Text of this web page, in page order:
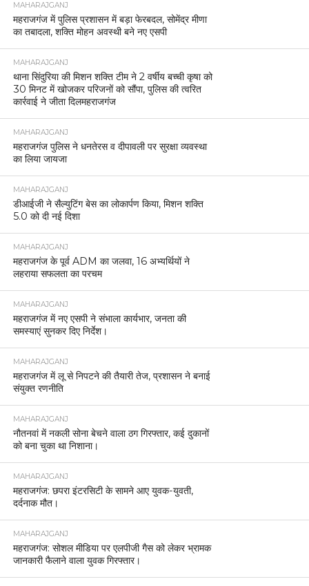
MAHARAJGANJ
महराजगंज में पुलिस प्रशासन में बड़ा फेरबदल, सोमेंद्र मीणा
का तबादला, शक्ति मोहन अवस्थी बने नए एसपी
MAHARAJGANJ
थाना सिंदुरिया की मिशन शक्ति टीम ने 2 वर्षीय बच्ची कृषा को
30 मिनट में खोजकर परिजनों को सौंपा, पुलिस की त्वरित
कार्रवाई ने जीता दिलमहराजगंज
MAHARAJGANJ
महराजगंज पुलिस ने धनतेरस व दीपावली पर सुरक्षा व्यवस्था
का लिया जायजा
MAHARAJGANJ
डीआईजी ने सैल्युटिंग बेस का लोकार्पण किया, मिशन शक्ति
5.0 को दी नई दिशा
MAHARAJGANJ
महराजगंज के पूर्व ADM का जलवा, 16 अभ्यर्थियों ने
लहराया सफलता का परचम
MAHARAJGANJ
महराजगंज में नए एसपी ने संभाला कार्यभार, जनता की
समस्याएं सुनकर दिए निर्देश।
MAHARAJGANJ
महराजगंज में लू से निपटने की तैयारी तेज, प्रशासन ने बनाई
संयुक्त रणनीति
MAHARAJGANJ
नौतनवां में नकली सोना बेचने वाला ठग गिरफ्तार, कई दुकानों
को बना चुका था निशाना।
MAHARAJGANJ
महराजगंज: छपरा इंटरसिटी के सामने आए युवक-युवती,
दर्दनाक मौत।
MAHARAJGANJ
महराजगंज: सोशल मीडिया पर एलपीजी गैस को लेकर भ्रामक
जानकारी फैलाने वाला युवक गिरफ्तार।